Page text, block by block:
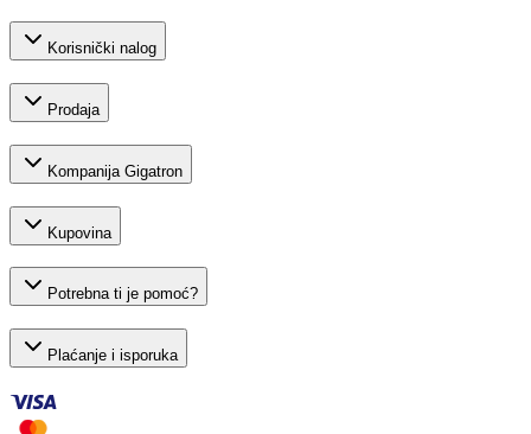
Korisnički nalog
Prodaja
Kompanija Gigatron
Kupovina
Potrebna ti je pomoć?
Plaćanje i isporuka